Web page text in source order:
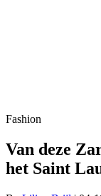
Fashion
Van deze
het Saint